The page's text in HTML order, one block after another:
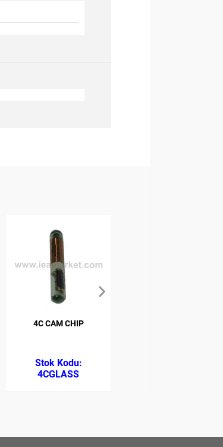
4C CAM CHIP
4CGLASS